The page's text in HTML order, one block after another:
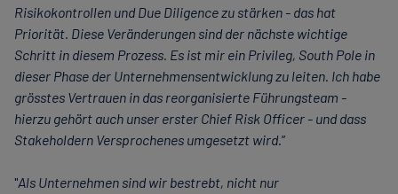
Risikokontrollen und Due Diligence zu stärken - das hat
Priorität. Diese Veränderungen sind der nächste wichtige
Schritt in diesem Prozess. Es ist mir ein Privileg, South Pole in
dieser Phase der Unternehmensentwicklung zu leiten. Ich habe
grösstes Vertrauen in das reorganisierte Führungsteam -
hierzu gehört auch unser erster Chief Risk Officer - und dass
Stakeholdern Versprochenes umgesetzt wird.”
"Als Unternehmen sind wir bestrebt, nicht nur